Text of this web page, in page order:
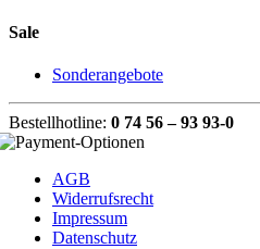
Sale
Sonderangebote
Bestellhotline: 0 74 56 – 93 93-0
AGB
Widerrufsrecht
Impressum
Datenschutz